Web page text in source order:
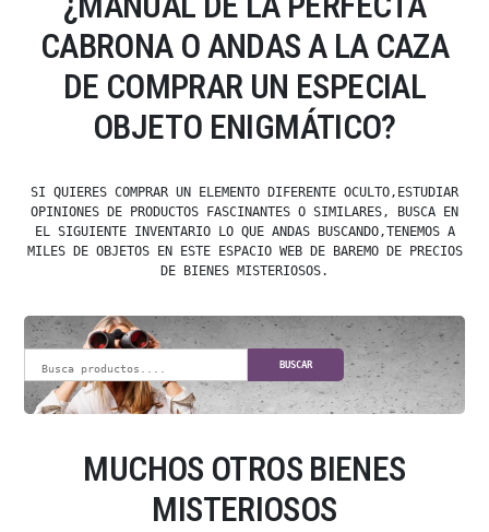
CABRONA O ANDAS A LA CAZA
DE COMPRAR UN ESPECIAL
OBJETO ENIGMÁTICO?
SI QUIERES COMPRAR UN ELEMENTO DIFERENTE OCULTO,ESTUDIAR
OPINIONES DE PRODUCTOS FASCINANTES O SIMILARES, BUSCA EN
EL SIGUIENTE INVENTARIO LO QUE ANDAS BUSCANDO,TENEMOS A
MILES DE OBJETOS EN ESTE ESPACIO WEB DE BAREMO DE PRECIOS
DE BIENES MISTERIOSOS.
BUSCAR
MUCHOS OTROS BIENES
MISTERIOSOS